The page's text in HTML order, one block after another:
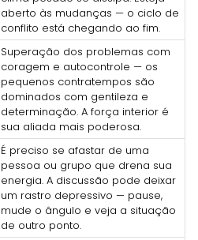
aberto às mudanças — o ciclo de
conflito está chegando ao fim.
Superação dos problemas com
coragem e autocontrole — os
pequenos contratempos são
dominados com gentileza e
determinação. A força interior é
sua aliada mais poderosa.
É preciso se afastar de uma
pessoa ou grupo que drena sua
energia. A discussão pode deixar
um rastro depressivo — pause,
mude o ângulo e veja a situação
de outro ponto.